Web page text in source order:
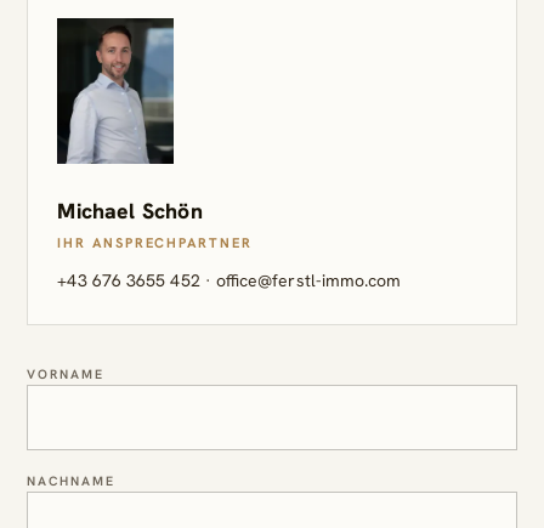
Michael Schön
IHR ANSPRECHPARTNER
+43 676 3655 452· office@ferstl-immo.com
VORNAME
NACHNAME